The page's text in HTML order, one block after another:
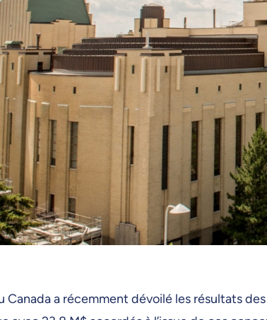
Canada a récemment dévoilé les résultats